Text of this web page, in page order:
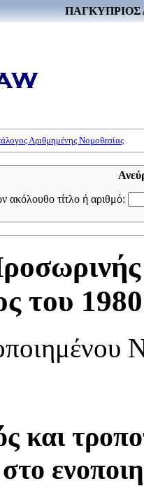
ΠΑΓΚΥΠΡΙΟΣ
Αριθμημένης Νομοθεσίας
ακόλουθο τίτλο ή αριθμό:
του
και